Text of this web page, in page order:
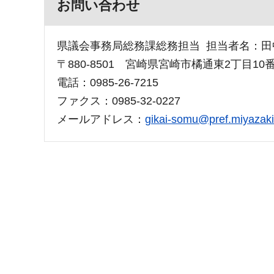
お問い合わせ
県議会事務局総務課総務担当 担当者名：
〒880-8501 宮崎県宮崎市橘通東2丁目10
電話：0985-26-7215
ファクス：0985-32-0227
メールアドレス： gikai-